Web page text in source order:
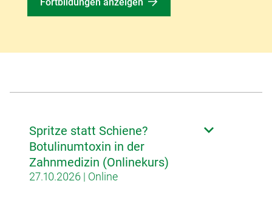
Spritze statt Schiene?
Botulinumtoxin in der
Zahnmedizin (Onlinekurs)
27.10.2026 | Online